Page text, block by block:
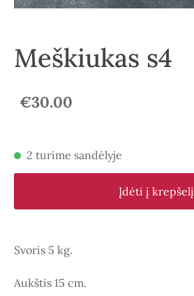
Meškiukas s4
€30.00
2 turime sandėlyje
Įdėti į krepšelį
Svoris 5 kg.
Aukštis 15 cm.